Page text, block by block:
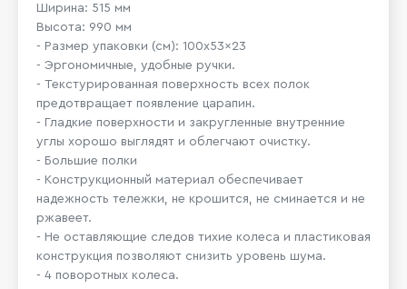
Ширина: 515 мм
Высота: 990 мм
- Размер упаковки (см): 100x53x23
- Эргономичные, удобные ручки.
- Текстурированная поверхность всех полок
предотвращает появление царапин.
- Гладкие поверхности и закругленные внутренние
углы хорошо выглядят и облегчают очистку.
- Большие полки
- Конструкционный материал обеспечивает
надежность тележки, не крошится, не сминается и не
ржавеет.
- Не оставляющие следов тихие колеса и пластиковая
конструкция позволяют снизить уровень шума.
- 4 поворотных колеса.